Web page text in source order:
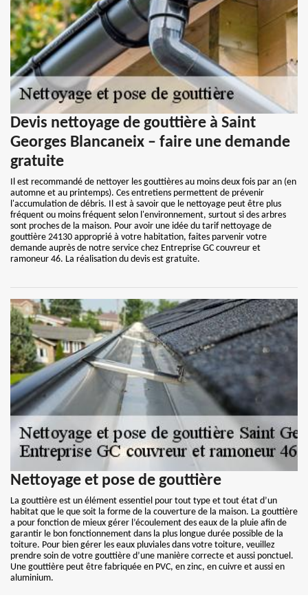
Devis nettoyage de gouttière à Saint
Georges Blancaneix – faire une demande
gratuite
Il est recommandé de nettoyer les gouttières au moins deux fois par an (en
automne et au printemps). Ces entretiens permettent de prévenir
l'accumulation de débris. Il est à savoir que le nettoyage peut être plus
fréquent ou moins fréquent selon l'environnement, surtout si des arbres
sont proches de la maison. Pour avoir une idée du tarif nettoyage de
gouttière 24130 approprié à votre habitation, faites parvenir votre
demande auprès de notre service chez Entreprise GC couvreur et
ramoneur 46. La réalisation du devis est gratuite.
Nettoyage et pose de gouttière
La gouttière est un élément essentiel pour tout type et tout état d’un
habitat que le que soit la forme de la couverture de la maison. La gouttière
a pour fonction de mieux gérer l’écoulement des eaux de la pluie afin de
garantir le bon fonctionnement dans la plus longue durée possible de la
toiture. Pour bien gérer les eaux pluviales dans votre toiture, veuillez
prendre soin de votre gouttière d’une manière correcte et aussi ponctuel.
Une gouttière peut être fabriquée en PVC, en zinc, en cuivre et aussi en
aluminium.